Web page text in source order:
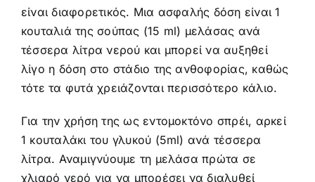
είναι διαφορετικός. Μια ασφαλής δόση είναι 1
κουταλιά της σούπας (15 ml) μελάσας ανά
τέσσερα λίτρα νερού και μπορεί να αυξηθεί
λίγο η δόση στο στάδιο της ανθοφορίας, καθώς
τότε τα φυτά χρειάζονται περισσότερο κάλιο.
Για την χρήση της ως εντομοκτόνο σπρέι, αρκεί
1 κουταλάκι του γλυκού (5ml) ανά τέσσερα
λίτρα. Αναμιγνύουμε τη μελάσα πρώτα σε
χλιαρό νερό για να μπορέσει να διαλυθεί